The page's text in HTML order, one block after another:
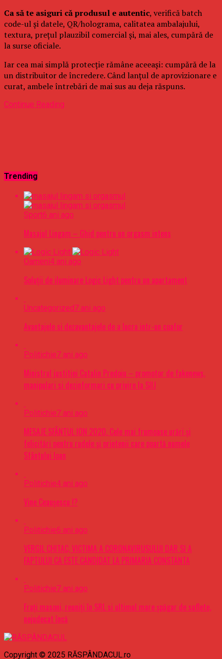
Ca să te asiguri că produsul e autentic, verifică batch
code-ul și datele, QR/holograma, calitatea ambalajului,
textura, prețul plauzibil comercial și, mai ales, cumpără de
la surse oficiale.
Iar cea mai simplă protecție rămâne aceeași: cumpără de la
un distribuitor de încredere. Când lanțul de aprovizionare e
curat, ambele întrebări de mai sus au deja răspuns.
Continue Reading
Trending
Sport6 ani ago
Masajul Lingam – Ghid pentru un orgasm intens
Oameni4 ani ago
Soluții de iluminare Logic Light pentru un apartament
Uncategorized7 ani ago
Avantajele si dezavantajele de a lucra intr-un coafor
Politichie7 ani ago
Ministrul justitiei Catalin Predoiu – promotor de fakenews,
manipulari si dezinformari cu privire la SIIJ
Politichie7 ani ago
MESAJE SFÂNTUL ION 2020. Cele mai frumoase urări şi
felicitări pentru rudele şi prietenii care poartă numele
Sfântului Ioan
Politichie4 ani ago
Vine Ceaușescu !?
Politichie6 ani ago
VERGIL CHITAC, VICTIMA A CORONAVIRUSULUI DAR SI A
FAPTULUI CA ESTE CANDIDAT LA PRIMARIA CONSTANTA
Politichie7 ani ago
Frați masoni, reuniți în SRL si ultimul mare șpăgar de suflete,
nejudecat încă
Copyright © 2025 RĂSPÂNDACUL.ro